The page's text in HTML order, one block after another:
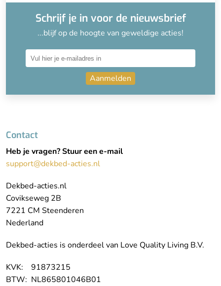
Schrijf je in voor de nieuwsbrief
...blijf op de hoogte van geweldige acties!
Aanmelden
Contact
Heb je vragen? Stuur een e-mail
support@dekbed-acties.nl
Dekbed-acties.nl
Covikseweg 2B
7221 CM Steenderen
Nederland
Dekbed-acties is onderdeel van Love Quality Living B.V.
KVK: 91873215
BTW: NL865801046B01